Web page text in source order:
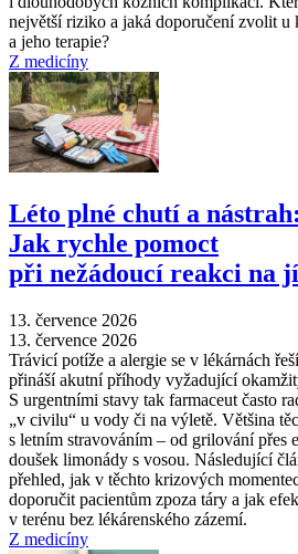
největší riziko a jaká doporučení zvolit u
a jeho terapie?
Z medicíny
Léto plné chutí a nástrah:
Jak rychle pomoct
při nežádoucí reakci na
13. července 2026
13. července 2026
Trávicí potíže a alergie se v lékárnách
přináší akutní příhody vyžadující
S urgentními stavy tak farmaceut často
„v civilu“ u vody či na výletě. Většina
s letním stravováním –⁠ od grilování přes
doušek limonády s vosou. Následující
přehled, jak v těchto krizových
doporučit pacientům zpoza táry a jak
v terénu bez lékárenského zázemí.
Z medicíny